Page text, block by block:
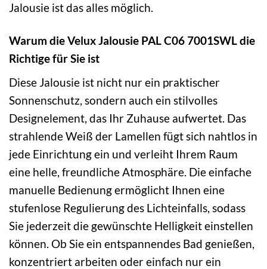
Jalousie ist das alles möglich.
Warum die Velux Jalousie PAL C06 7001SWL die
Richtige für Sie ist
Diese Jalousie ist nicht nur ein praktischer
Sonnenschutz, sondern auch ein stilvolles
Designelement, das Ihr Zuhause aufwertet. Das
strahlende Weiß der Lamellen fügt sich nahtlos in
jede Einrichtung ein und verleiht Ihrem Raum
eine helle, freundliche Atmosphäre. Die einfache
manuelle Bedienung ermöglicht Ihnen eine
stufenlose Regulierung des Lichteinfalls, sodass
Sie jederzeit die gewünschte Helligkeit einstellen
können. Ob Sie ein entspannendes Bad genießen,
konzentriert arbeiten oder einfach nur ein